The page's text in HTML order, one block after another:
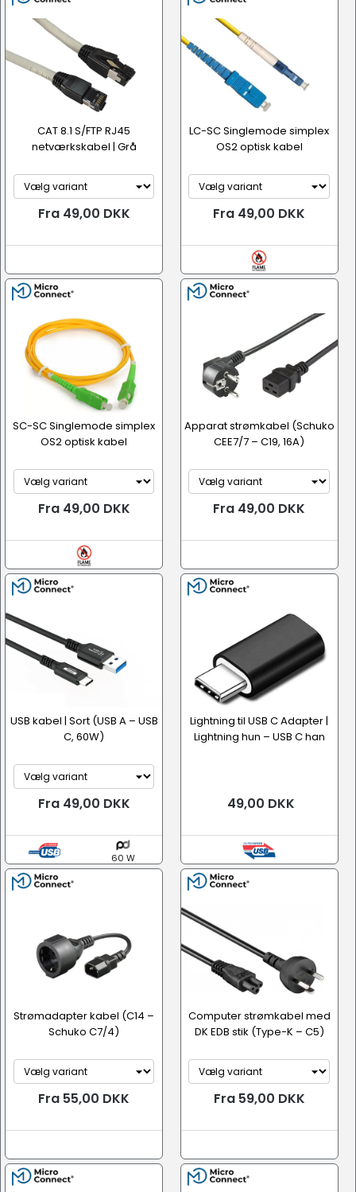
CAT 8.1 S/FTP RJ45
netværkskabel | Grå
Fra 49,00 DKK
LC-SC Singlemode simplex
OS2 optisk kabel
Fra 49,00 DKK
SC-SC Singlemode simplex
OS2 optisk kabel
Fra 49,00 DKK
Apparat strømkabel (Schuko
CEE7/7 – C19, 16A)
Fra 49,00 DKK
USB kabel | Sort (USB A – USB
C, 60W)
Fra 49,00 DKK
60 W
Lightning til USB C Adapter |
Lightning hun – USB C han
49,00 DKK
Strømadapter kabel (C14 –
Schuko C7/4)
Fra 55,00 DKK
Computer strømkabel med
DK EDB stik (Type-K – C5)
Fra 59,00 DKK